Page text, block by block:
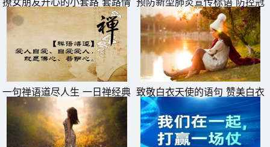
切已恍如隔世。
25、最美的相逢，不是在路上，而是在心底。浅浅遇，深
深藏。而我，在这片浅遇深藏的网海中结识你，唯美了岁
月，惊艳了时光。
26、行走在那烟雨蒙蒙的楼台。“南朝四百八十寺，多少楼
台烟雨中。”应邀和绵绵春雨一起散步，踏上一级级台阶，
仰视四角翘起，庄严雄伟的楼。
话大全一问一答
状病毒疫情横幅警示标语
一句禅语道尽人生 一日禅经典
句子
致敬白衣天使的语句 赞美白衣
天使一句话